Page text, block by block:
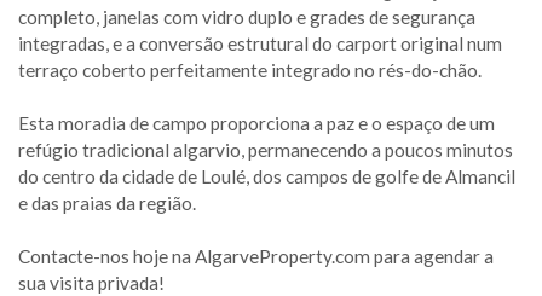
completo, janelas com vidro duplo e grades de segurança
integradas, e a conversão estrutural do carport original num
terraço coberto perfeitamente integrado no rés-do-chão.
Esta moradia de campo proporciona a paz e o espaço de um
refúgio tradicional algarvio, permanecendo a poucos minutos
do centro da cidade de Loulé, dos campos de golfe de Almancil
e das praias da região.
Contacte-nos hoje na AlgarveProperty.com para agendar a
sua visita privada!